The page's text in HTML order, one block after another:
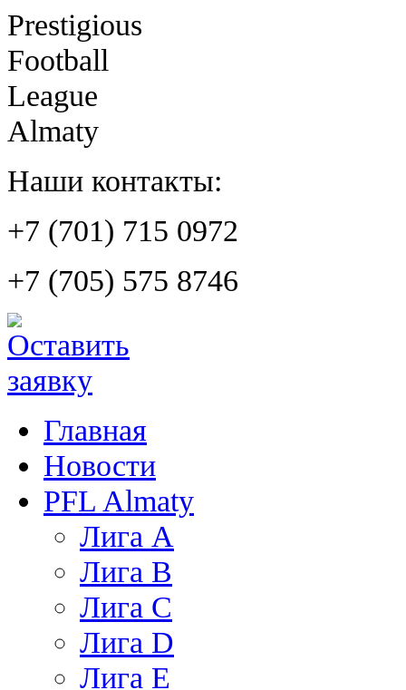
Prestigious
Football
League
Almaty
Наши контакты:
+7 (701) 715 0972
+7 (705) 575 8746
Главная
Новости
PFL Almaty
Лига A
Лига В
Лига С
Лига D
Лига Е